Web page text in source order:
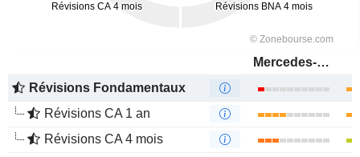
Mercedes-Benz Group AG
Révisions Fondamentaux
Révisions CA 1 an
Révisions CA 4 mois